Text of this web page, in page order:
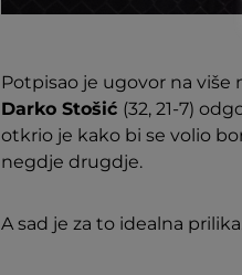
Potpisao je ugovor na
Darko Stošić (32, 21-7)
otkrio je kako bi se volio
negdje drugdje.
A sad je za to idealna